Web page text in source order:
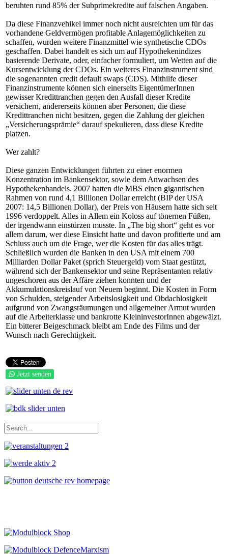
beruhten rund 85% der Subprimekredite auf falschen Angaben.
Da diese Finanzvehikel immer noch nicht ausreichten um für das
vorhandene Geldvermögen profitable Anlagemöglichkeiten zu
schaffen, wurden weitere Finanzmittel wie synthetische CDOs
geschaffen. Dabei handelt es sich um auf Hypothekenindizes
basierende Derivate, oder, einfacher formuliert, um Wetten auf die
Kursentwicklung der CDOs. Ein weiteres Finanzinstrument sind
die sogenannten credit default swaps (CDS). Mithilfe dieser
Finanzinstrumente können sich einerseits EigentümerInnen
gewisser Kredittranchen gegen den Ausfall dieser Kredite
versichern, andererseits können aber Personen, die diese
Kredittranchen nicht besitzen, gegen die Zahlung der gleichen
„Versicherungsprämie“ darauf spekulieren, dass diese Kredite
platzen.
Wer zahlt?
Diese ganzen Entwicklungen führten zu einer enormen
Konzentration im Bankensektor, sowie dem Anwachsen des
Hypothekenhandels. 2007 hatten die MBS einen gigantischen
Rahmen von rund 4,1 Billionen Dollar erreicht (BIP der USA
2007: 14,5 Billionen Dollar), der Preis von Häusern hatte sich seit
1996 verdoppelt. Alles in Allem ein Koloss auf tönernen Füßen,
der irgendwann einstürzen musste. In „The big short“ geht es vor
allem darum, wer diese Einsicht hatte und davon profitierte und am
Schluss auch um die Frage, wer die Kosten für das alles trägt.
Schließlich wurden die Banken in den USA mit einem 700
Milliarden Dollar Paket (sprich Steuergeld) vom Staat gestützt,
während sich der Bankensektor und seine Repräsentanten relativ
ungeschoren aus der Affäre ziehen konnten und der
Akkumulationskreislauf von Neuem beginnt. Die Kosten in Form
von Schulden, steigender Arbeitslosigkeit und Obdachlosigkeit
aufgrund von Zwangsräumungen und allgemeiner Armut wurden
auf die Arbeiterklasse und bankrotte KleininvestorInnen abgewälzt.
Ein bitterer Beigeschmack bleibt am Ende des Films und der
Wunsch nach Gerechtigkeit.
Jetzt senden